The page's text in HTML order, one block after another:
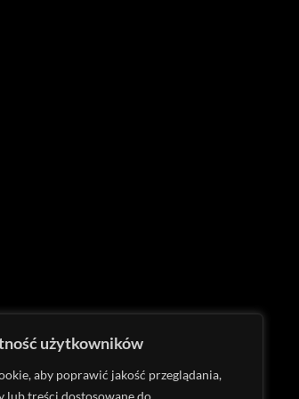
użytkowników
aby poprawić jakość przeglądania,
lub treści dostosowane do